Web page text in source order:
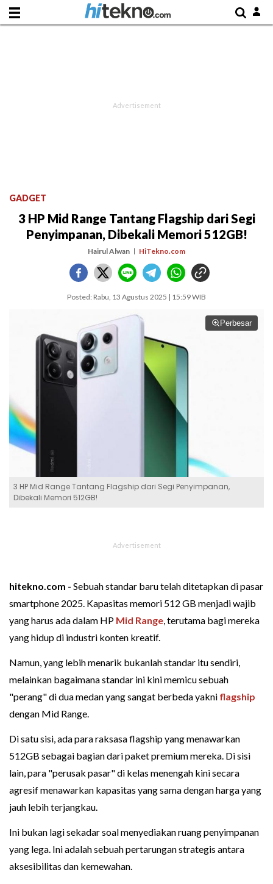
GADGET
3 HP Mid Range Tantang Flagship dari Segi
Penyimpanan, Dibekali Memori 512GB!
Hairul Alwan HiTekno.com
Posted: Rabu, 13 Agustus 2025 | 15:59 WIB
Perbesar
3 HP Mid Range Tantang Flagship dari Segi Penyimpanan,
Dibekali Memori 512GB!
hitekno.com - Sebuah standar baru telah ditetapkan di pasar
smartphone 2025. Kapasitas memori 512 GB menjadi wajib
yang harus ada dalam HP Mid Range, terutama bagi mereka
yang hidup di industri konten kreatif.
Namun, yang lebih menarik bukanlah standar itu sendiri,
melainkan bagaimana standar ini kini memicu sebuah
"perang" di dua medan yang sangat berbeda yakni flagship
dengan Mid Range.
Di satu sisi, ada para raksasa flagship yang menawarkan
512GB sebagai bagian dari paket premium mereka. Di sisi
lain, para "perusak pasar" di kelas menengah kini secara
agresif menawarkan kapasitas yang sama dengan harga yang
jauh lebih terjangkau.
Ini bukan lagi sekadar soal menyediakan ruang penyimpanan
yang lega. Ini adalah sebuah pertarungan strategis antara
aksesibilitas dan kemewahan.